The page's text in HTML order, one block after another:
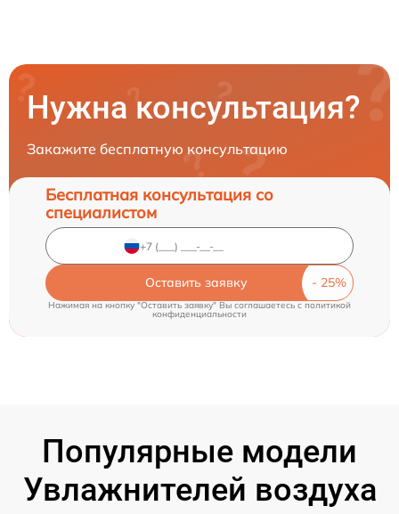
Нужна консультация?
Закажите бесплатную консультацию
Бесплатная консультация со
специалистом
Оставить заявку
Нажимая на кнопку "Оставить заявку" Вы соглашаетесь cполитикой
конфиденциальности
Популярные модели
Увлажнителей воздуха